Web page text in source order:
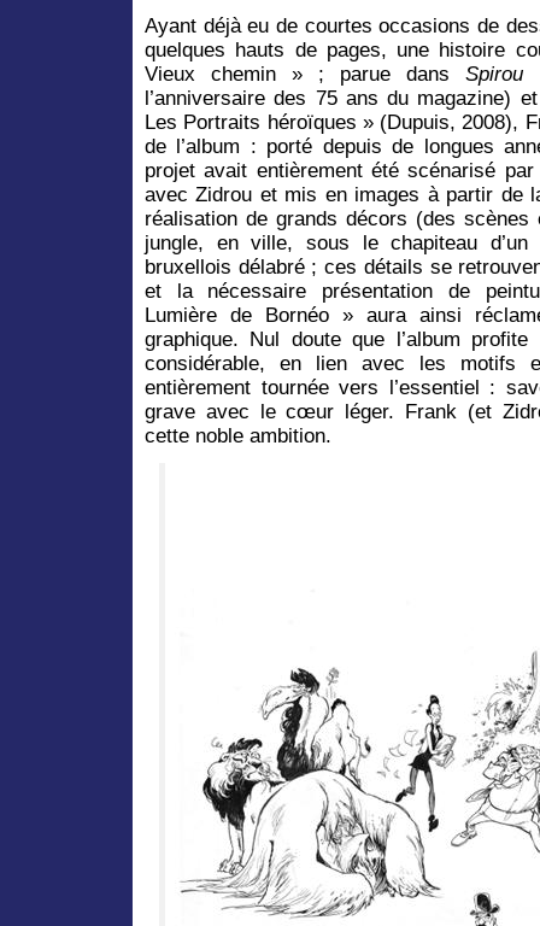
Ayant déjà eu de courtes occasions de
quelques hauts de pages, une histoire
Vieux chemin » ; parue dans Spirou
l’anniversaire des 75 ans du magazine)
Les Portraits héroïques » (Dupuis, 2008),
de l’album : porté depuis de longues
projet avait entièrement été scénarisé par
avec Zidrou et mis en images à partir de
réalisation de grands décors (des
jungle, en ville, sous le chapiteau
bruxellois délabré ; ces détails se
et la nécessaire présentation de
Lumière de Bornéo » aura ainsi
graphique. Nul doute que l’album
considérable, en lien avec les motifs
entièrement tournée vers l’essentiel :
grave avec le cœur léger. Frank (et
cette noble ambition.